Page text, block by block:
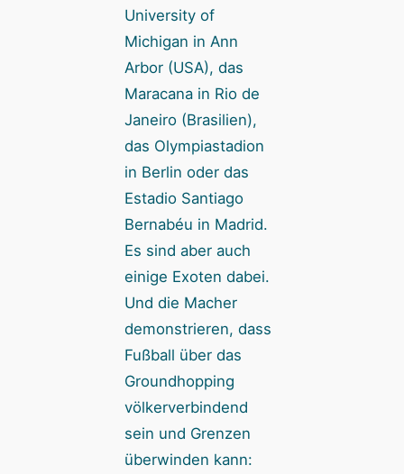
University of
Michigan in Ann
Arbor (USA), das
Maracana in Rio de
Janeiro (Brasilien),
das Olympiastadion
in Berlin oder das
Estadio Santiago
Bernabéu in Madrid.
Es sind aber auch
einige Exoten dabei.
Und die Macher
demonstrieren, dass
Fußball über das
Groundhopping
völkerverbindend
sein und Grenzen
überwinden kann: